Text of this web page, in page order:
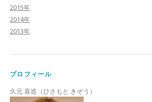
2015年
2014年
2013年
プロフィール
久元 喜造（ひさもと きぞう）